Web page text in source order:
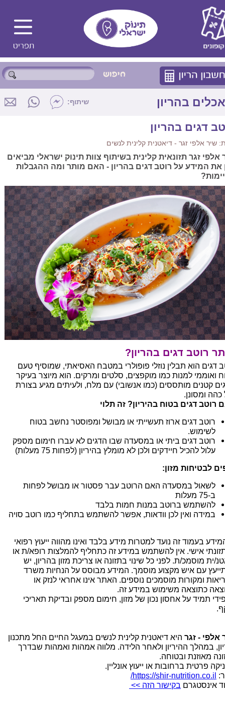
בהריון שיתוף:
דגים בהריון
שיר אלפי זגר - דיאטנית קלינית לנשים
אלפי זגר תזונאית קלינית בשיתוף צוות תינוק ישראלי מביאים
את המידע על רוטב דגים בהריון - האם מותר ומה ההגבלות
רוטב דגים בהריון?
דגים הוא תבלין נוזלי פופולרי במטבח האסיאתי, שמוסיף טעם
ואוממי למנות כמו מוקפצים, סלטים ומרקים. הוא מיוצר בעיקר
קטנים מותססים (כמו אנשובי) עם מלח, ולעיתים מגיע בצורת
כהה ומסונן.
רוטב דגים בטוח בהיריון? זה תלוי
רוטב דגים ארוז תעשייתי או מבושל ומפוסטר נחשב בטוח
לשימוש.
רוטב דגים ביתי או במסעדה שבו הדגים לא עברו חימום מספק
עלול להכיל חיידקים ולכן לא מומלץ בהיריון (לפחות 75 מעלות)
לבטיחות מזון:
לשאול במסעדה האם הרוטב עבר פסטור או מבושל לפחות
ב-75 מעלות
להשתמש ברוטב במנות חמות בלבד
במידה ואין לכן וודאות, אפשר להשתמש בתחליף כמו רוטב סויה
בעמוד זה נועד למטרות מידע בלבד ואינו מהווה ייעוץ רפואי
אישי. אין להשתמש במידע זה כתחליף להמלצות רופא/ת או
ית מוסמכ/ת. לפני כל שינוי בתזונה או צריכת מזון בהריון, יש
עם איש מקצוע מוסמך. המידע מבוסס על הנחיות משרד
ומקורות מוסמכים נוספים. האתר אינו אחראי לנזק או
כתוצאה משימוש במידע זה.
תמיד על אחסון נכון של מזון, חימום מספק ובדיקת תאריכי
אלפי - זגר היא דיאטנית קלינית לנשים במעגל החיים החל מתכנון
במהלך ההיריון ולאחר הלידה. מלווה אמהות ואמהות שבדרך
מאוזנת ובטוחה.
פרטית ברחובות או ייעוץ אונליין.
https://shir-nutrition.co.il/
אינסטגרם בקישור הזה >>